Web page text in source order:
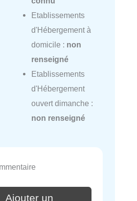
Etablissements
d'Hébergement à
domicile : non
renseigné
Etablissements
d'Hébergement
ouvert dimanche :
non renseigné
Ajouter un